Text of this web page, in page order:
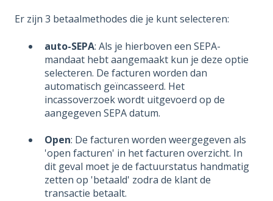
Er zijn 3 betaalmethodes die je kunt selecteren:
auto-SEPA: Als je hierboven een SEPA-
mandaat hebt aangemaakt kun je deze optie
selecteren. De facturen worden dan
automatisch geïncasseerd. Het
incassoverzoek wordt uitgevoerd op de
aangegeven SEPA datum.
Open: De facturen worden weergegeven als
'open facturen' in het facturen overzicht. In
dit geval moet je de factuurstatus handmatig
zetten op 'betaald' zodra de klant de
transactie betaalt.